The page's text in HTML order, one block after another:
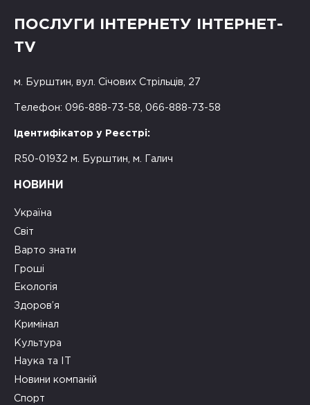
ПОСЛУГИ ІНТЕРНЕТУ ІНТЕРНЕТ-
TV
м. Бурштин, вул. Січових Стрільців, 27
Телефон: 096-888-73-58, 066-888-73-58
Ідентифікатор у Реєстрі:
R50-01932 м. Бурштин, м. Галич
НОВИНИ
Україна
Світ
Варто знати
Гроші
Екологія
Здоров’я
Кримінал
Культура
Наука та ІТ
Новини компаній
Спорт